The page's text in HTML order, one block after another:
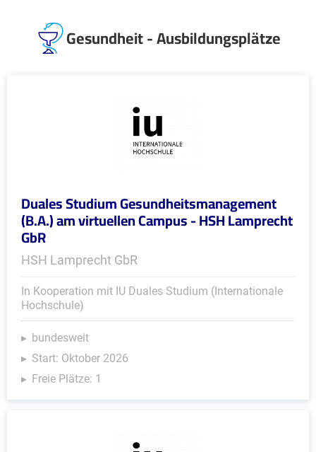
Gesundheit - Ausbildungsplätze
Duales Studium Gesundheitsmanagement
(B.A.) am virtuellen Campus - HSH Lamprecht
GbR
HSH Lamprecht GbR
In Kooperation mit IU Duales Studium (Internationale
Hochschule)
bundesweit
Start: Oktober 2026
Freie Plätze: 1